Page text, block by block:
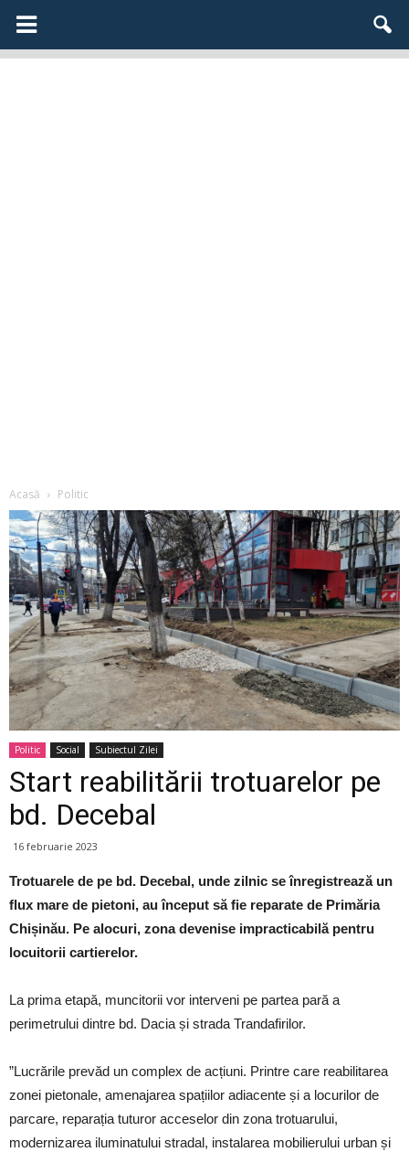
Acasă Politic
Politic Social Subiectul Zilei
Start reabilitării trotuarelor pe
bd. Decebal
16 februarie 2023
Trotuarele de pe bd. Decebal, unde zilnic se înregistrează un
flux mare de pietoni, au început să fie reparate de Primăria
Chișinău. Pe alocuri, zona devenise impracticabilă pentru
locuitorii cartierelor.
La prima etapă, muncitorii vor interveni pe partea pară a
perimetrului dintre bd. Dacia și strada Trandafirilor.
”Lucrările prevăd un complex de acțiuni. Printre care reabilitarea
zonei pietonale, amenajarea spațiilor adiacente și a locurilor de
parcare, reparația tuturor acceselor din zona trotuarului,
modernizarea iluminatului stradal, instalarea mobilierului urban și